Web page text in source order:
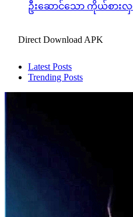
ဦးဆောင်သော ကိုယ်စာ
Direct Download APK
Latest Posts
Trending Posts